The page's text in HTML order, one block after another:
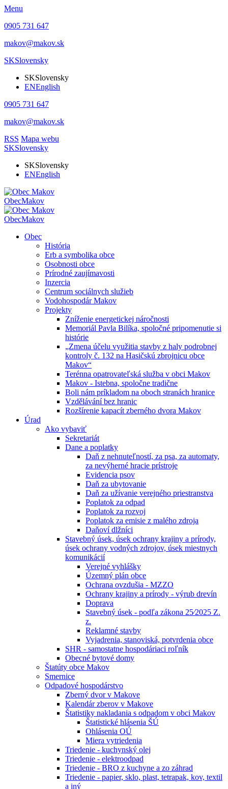
Menu
0905 731 647
makov@makov.sk
SKSlovensky
SKSlovensky
ENEnglish
0905 731 647
makov@makov.sk
RSS Mapa webu
SKSlovensky
SKSlovensky
ENEnglish
ObecMakov
ObecMakov
Obec
História
Erb a symbolika obce
Osobnosti obce
Prírodné zaujímavosti
Inzercia
Centrum sociálnych služieb
Vodohospodár Makov
Projekty
Zníženie energetickej náročnosti
Memoriál Pavla Bilíka, spoločné pripomenutie si
histórie
„Zmena účelu využitia stavby z haly podrobnej
kontroly č. 132 na Hasičskú zbrojnicu obce
Makov“
Terénna opatrovateľská služba v obci Makov
Makov - Istebna, spoločne tradične
Boli nám príkladom na oboch stranách hranice
Vzdělávání bez hranic
Rozšírenie kapacít zberného dvora Makov
Úrad
Ako vybaviť
Sekretariát
Dane a poplatky
Daň z nehnuteľností, za psa, za automaty,
za nevýherné hracie prístroje
Evidencia psov
Daň za ubytovanie
Daň za užívanie verejného priestranstva
Poplatok za odpad
Poplatok za rozvoj
Poplatok za emisie z malého zdroja
Daňoví dlžníci
Stavebný úsek, úsek ochrany krajiny a prírody,
úsek ochrany vodných zdrojov, úsek miestnych
komunikácií
Verejné vyhlášky
Územný plán obce
Ochrana ovzdušia - MZZO
Ochrany krajiny a prírody - výrub drevín
Doprava
Stavebný úsek - podľa zákona 25⁄2025 Z.
z.
Reklamné stavby
Vyjadrenia, stanoviská, potvrdenia obce
SHR - samostatne hospodáriaci roľník
Obecné bytové domy
Štatúty obce Makov
Smernice
Odpadové hospodárstvo
Zberný dvor v Makove
Kalendár zberov v Makove
Štatistiky nakladania s odpadom v obci Makov
Štatistické hlásenia ŠÚ
Ohlásenia OÚ
Miera vytriedenia
Triedenie - kuchynský olej
Triedenie - elektroodpad
Triedenie - BRO z kuchyne a zo záhrad
Triedenie - papier, sklo, plast, tetrapak, kov, textil
a iný